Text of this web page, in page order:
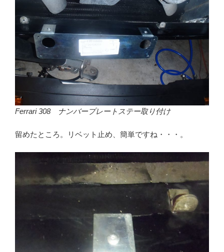
Ferrari 308 ナンバープレートステー取り付け
留めたところ。リベット止め、簡単ですね・・・。